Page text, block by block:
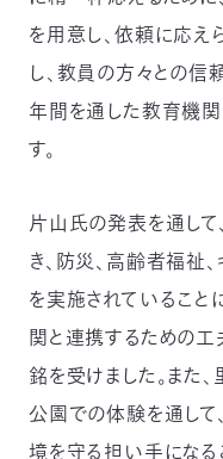
を用意し、依頼に応
し、教員の方々との信
年間を通した教育機
す。
片山氏の発表を通し
き、防災、高齢者福祉
を実施されていること
関と連携するための工
銘を受けました。また
公園での体験を通し
境を守る担い手になる